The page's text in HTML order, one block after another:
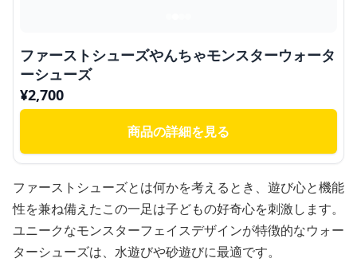
ファーストシューズやんちゃモンスターウォータ
ーシューズ
¥2,700
商品の詳細を見る
ファーストシューズとは何かを考えるとき、遊び心と機能
性を兼ね備えたこの一足は子どもの好奇心を刺激します。
ユニークなモンスターフェイスデザインが特徴的なウォー
ターシューズは、水遊びや砂遊びに最適です。